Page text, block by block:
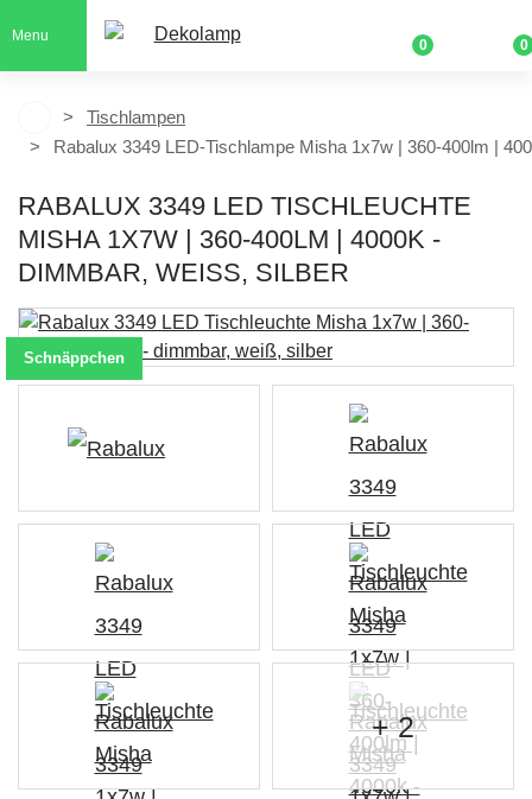
Menu
0 0
Tischlampen
Rabalux 3349 LED-Tischlampe Misha 1x7w | 360-400lm |
RABALUX 3349 LED TISCHLEUCHTE
MISHA 1X7W | 360-400LM | 4000K -
DIMMBAR, WEISS, SILBER
Schnäppchen
+ 2